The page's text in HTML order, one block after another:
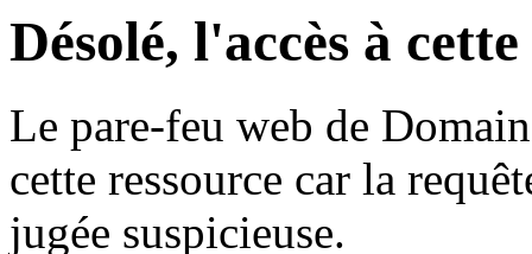
Désolé, l'accès à
Le pare-feu web de
cette ressource car la
jugée suspicieuse.